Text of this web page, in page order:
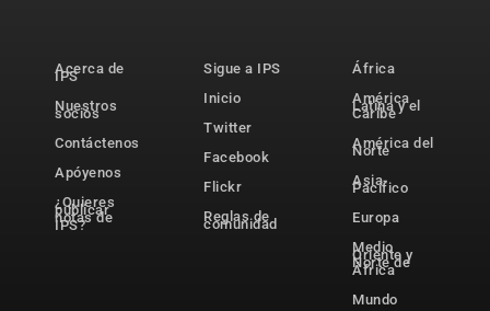
Acerca de
IPS
Nuestros
socios
Contáctenos
Apóyenos
¿Quieres
publicar
notas de
IPS?
Sigue a IPS
Inicio
Twitter
Facebook
Flickr
Reglas de
comunidad
África
América
Latina y el
Caribe
América del
Norte
Asia-
Pacífico
Europa
Medio
Oriente y
Norte de
África
Mundo